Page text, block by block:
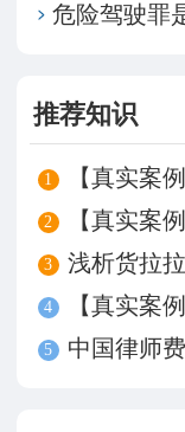
危险驾驶罪
推荐知识
1 【真实案例
2 【真实案例
3 浅析货拉
4 【真实案例】孙
5 中国律师费平均费